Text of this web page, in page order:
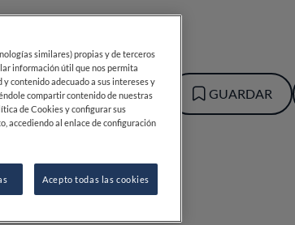
LOVERS
GUARDAR
similares) propias y de terceros
información útil que nos permita
contenido adecuado a sus intereses y
compartir contenido de nuestras
de Cookies y configurar sus
accediendo al enlace de configuración
Acepto todas las cookies